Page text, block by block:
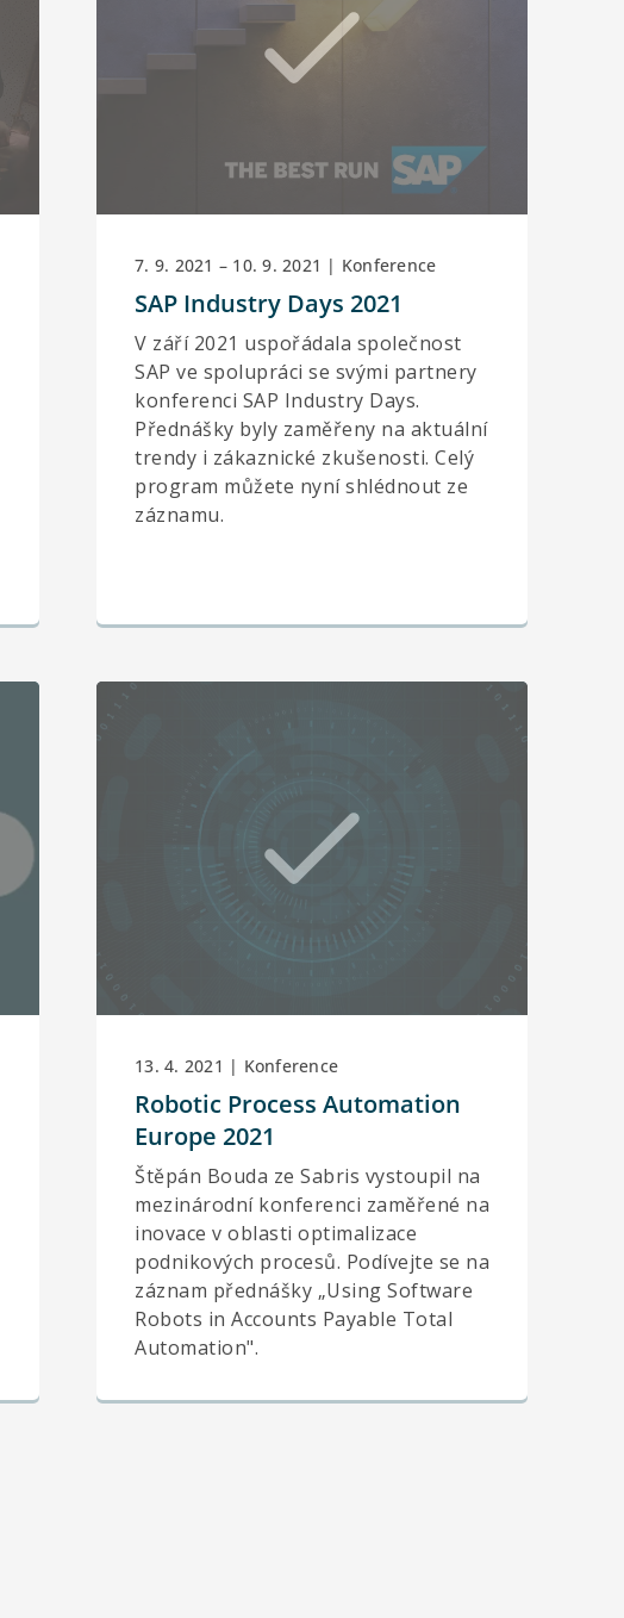
7. 9. 2021 – 10. 9. 2021 | Konference
SAP Industry Days 2021
V září 2021 uspořádala společnost
SAP ve spolupráci se svými partnery
konferenci SAP Industry Days.
Přednášky byly zaměřeny na aktuální
trendy i zákaznické zkušenosti. Celý
program můžete nyní shlédnout ze
záznamu.
13. 4. 2021 | Konference
Robotic Process Automation
Europe 2021
Štěpán Bouda ze Sabris vystoupil na
mezinárodní konferenci zaměřené na
inovace v oblasti optimalizace
podnikových procesů. Podívejte se na
záznam přednášky „Using Software
Robots in Accounts Payable Total
Automation".